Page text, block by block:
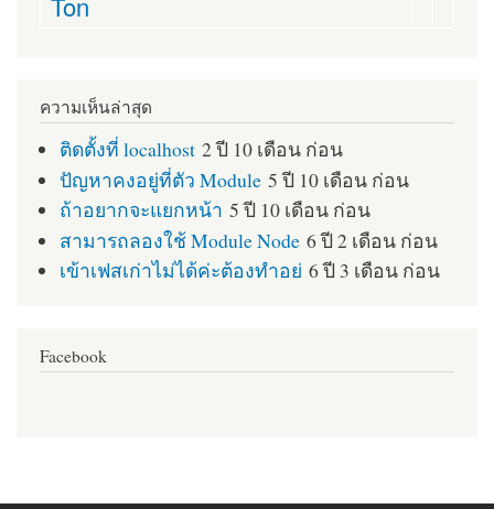
ความเห็นล่าสุด
ติดตั้งที่ localhost 2 ปี 10 เดือน ก่อน
ปัญหาคงอยู่ที่ตัว Module 5 ปี 10 เดือน ก่อน
ถ้าอยากจะแยกหน้า 5 ปี 10 เดือน ก่อน
สามารถลองใช้ Module Node 6 ปี 2 เดือน ก่อน
เข้าเฟสเก่าไม่ได้ค่ะต้องทำอย่ 6 ปี 3 เดือน ก่อน
Facebook